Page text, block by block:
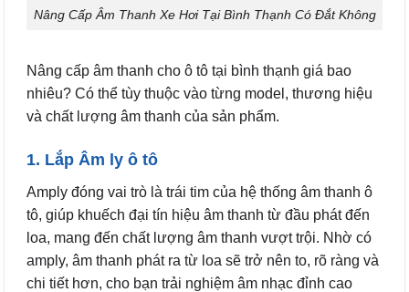
Nâng Cấp Âm Thanh Xe Hơi Tại Bình Thạnh Có Đắt Không
Nâng cấp âm thanh cho ô tô tại bình thạnh giá bao
nhiêu? Có thể tùy thuộc vào từng model, thương hiệu
và chất lượng âm thanh của sản phẩm.
1. Lắp Âm ly ô tô
Amply đóng vai trò là trái tim của hệ thống âm thanh ô
tô, giúp khuếch đại tín hiệu âm thanh từ đầu phát đến
loa, mang đến chất lượng âm thanh vượt trội. Nhờ có
amply, âm thanh phát ra từ loa sẽ trở nên to, rõ ràng và
chi tiết hơn, cho bạn trải nghiệm âm nhạc đỉnh cao